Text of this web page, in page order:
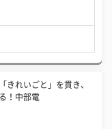
きれいごと」を貫き、
！中部電